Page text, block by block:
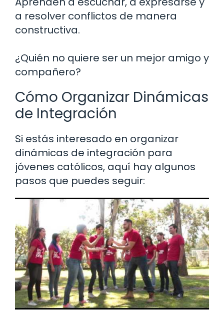
a resolver conflictos de manera
constructiva.
¿Quién no quiere ser un mejor amigo y
compañero?
Cómo Organizar Dinámicas
de Integración
Si estás interesado en organizar
dinámicas de integración para
jóvenes católicos, aquí hay algunos
pasos que puedes seguir: